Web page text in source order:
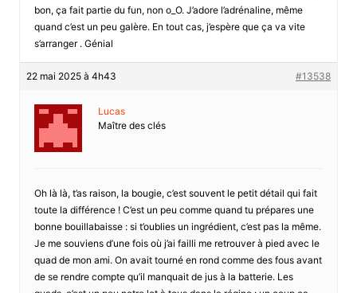
bon, ça fait partie du fun, non o_O. J’adore l’adrénaline, même
quand c’est un peu galère. En tout cas, j’espère que ça va vite
s’arranger . Génial
22 mai 2025 à 4h43 #13538
Lucas
Maître des clés
Oh là là, t’as raison, la bougie, c’est souvent le petit détail qui fait
toute la différence ! C’est un peu comme quand tu prépares une
bonne bouillabaisse : si t’oublies un ingrédient, c’est pas la même.
Je me souviens d’une fois où j’ai failli me retrouver à pied avec le
quad de mon ami. On avait tourné en rond comme des fous avant
de se rendre compte qu’il manquait de jus à la batterie. Les